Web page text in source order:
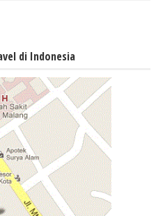
di Indonesia